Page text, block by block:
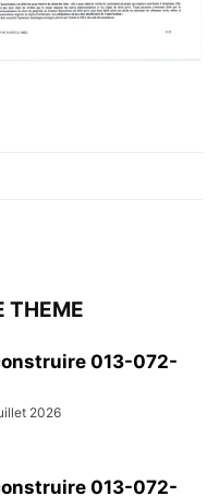
THEME
013-072-
2026
013-072-